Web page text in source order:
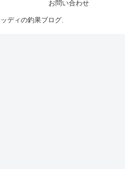
お問い合わせ
ディの釣果ブログ.